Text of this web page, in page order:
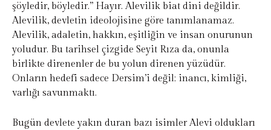
şöyledir, böyledir.” Hayır. Alevilik biat dini değildir.
Alevilik, devletin ideolojisine göre tanımlanamaz.
Alevilik, adaletin, hakkın, eşitliğin ve insan onurunun
yoludur. Bu tarihsel çizgide Seyit Rıza da, onunla
birlikte direnenler de bu yolun direnen yüzüdür.
Onların hedefi sadece Dersim’i değil; inancı, kimliği,
varlığı savunmaktı.
Bugün devlete yakın duran bazı isimler Alevi oldukları